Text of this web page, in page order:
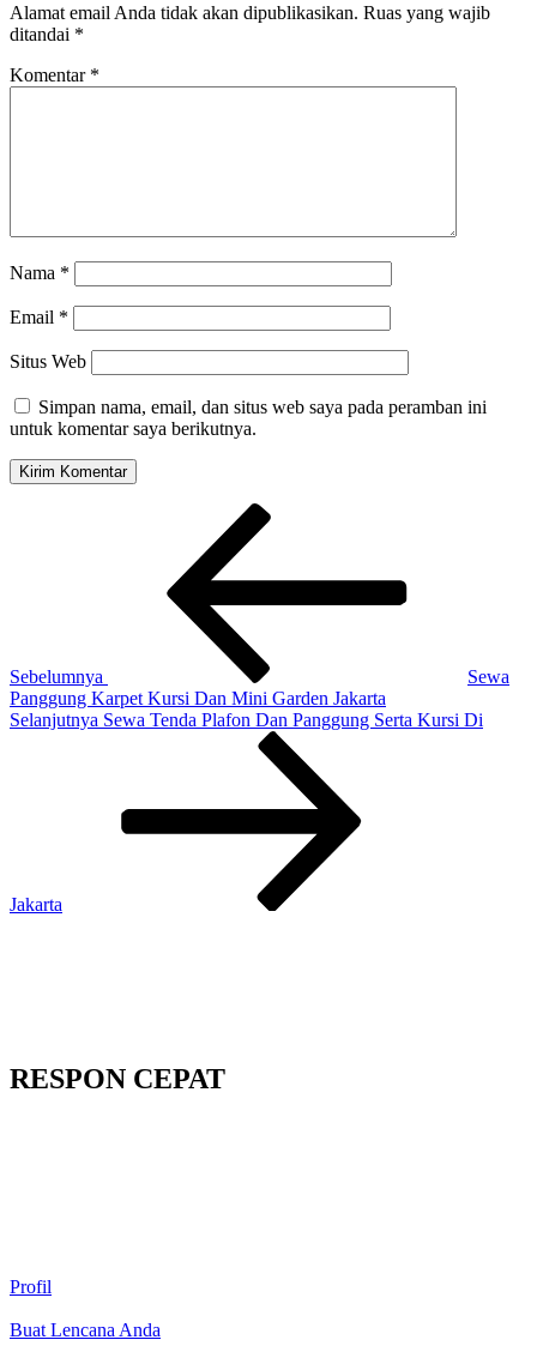
Alamat email Anda tidak akan dipublikasikan. Ruas yang wajib
ditandai *
Komentar *
Nama *
Email *
Situs Web
Simpan nama, email, dan situs web saya pada peramban ini
untuk komentar saya berikutnya.
Sebelumnya
Sewa
Panggung Karpet Kursi Dan Mini Garden Jakarta
Pos
Selanjutnya Sewa Tenda Plafon Dan Panggung Serta Kursi Di
Jakarta
RESPON CEPAT
Profil
Buat Lencana Anda